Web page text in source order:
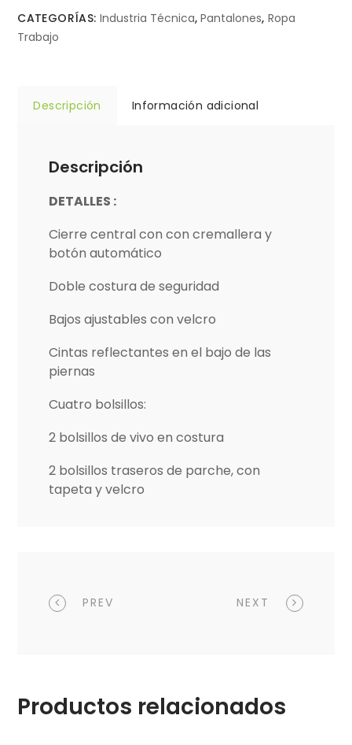
CATEGORÍAS: Industria Técnica,Pantalones,Ropa
Trabajo
Descripción Información adicional
Descripción
DETALLES :
Cierre central con con cremallera y
botón automático
Doble costura de seguridad
Bajos ajustables con velcro
Cintas reflectantes en el bajo de las
piernas
Cuatro bolsillos:
2 bolsillos de vivo en costura
2 bolsillos traseros de parche, con
tapeta y velcro
PREV NEXT
Productos relacionados